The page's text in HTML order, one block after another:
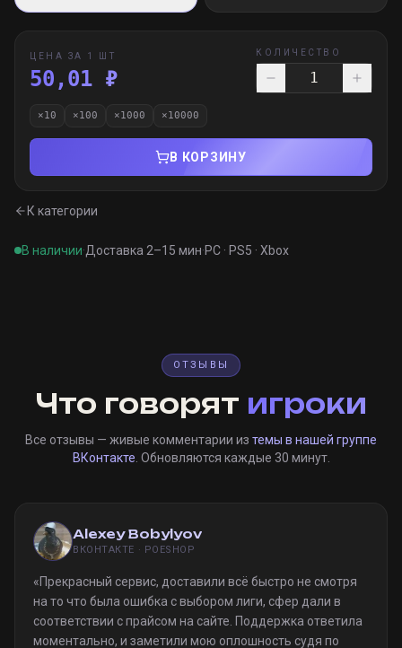
ЦЕНА ЗА 1 ШТ
50,01 ₽
КОЛИЧЕСТВО
×10 ×100 ×1000 ×10000
В КОРЗИНУ
К категории
В наличии·Доставка 2–15 мин·PC · PS5 · Xbox
ОТЗЫВЫ
Что говорят игроки
Все отзывы — живые комментарии из темы в нашей группе
ВКонтакте . Обновляются каждые 30 минут.
Alexey Bobylyov
ВКОНТАКТЕ · POESHOP
«Прекрасный сервис, доставили всё быстро не смотря
на то что была ошибка с выбором лиги, сфер дали в
соответствии с прайсом на сайте. Поддержка ответила
моментально, и заметили мою оплошность судя по